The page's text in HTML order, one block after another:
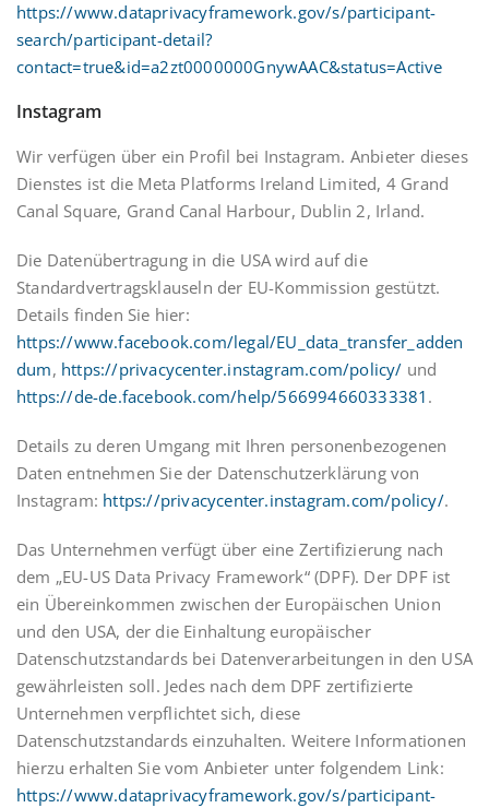
https://www.dataprivacyframework.gov/s/participant-
search/participant-detail?
contact=true&id=a2zt0000000GnywAAC&status=Active
Instagram
Wir verfügen über ein Profil bei Instagram. Anbieter dieses
Dienstes ist die Meta Platforms Ireland Limited, 4 Grand
Canal Square, Grand Canal Harbour, Dublin 2, Irland.
Die Datenübertragung in die USA wird auf die
Standardvertragsklauseln der EU-Kommission gestützt.
Details finden Sie hier:
https://www.facebook.com/legal/EU_data_transfer_adden
dum, https://privacycenter.instagram.com/policy/ und
https://de-de.facebook.com/help/566994660333381 .
Details zu deren Umgang mit Ihren personenbezogenen
Daten entnehmen Sie der Datenschutzerklärung von
Instagram: https://privacycenter.instagram.com/policy/.
Das Unternehmen verfügt über eine Zertifizierung nach
dem „EU-US Data Privacy Framework“ (DPF). Der DPF ist
ein Übereinkommen zwischen der Europäischen Union
und den USA, der die Einhaltung europäischer
Datenschutzstandards bei Datenverarbeitungen in den USA
gewährleisten soll. Jedes nach dem DPF zertifizierte
Unternehmen verpflichtet sich, diese
Datenschutzstandards einzuhalten. Weitere Informationen
hierzu erhalten Sie vom Anbieter unter folgendem Link:
https://www.dataprivacyframework.gov/s/participant-